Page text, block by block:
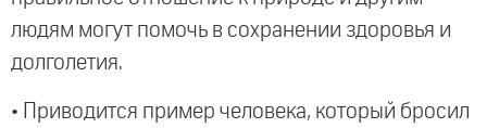
людям могут помочь в сохранении здоровья и
долголетия.
• Приводится пример человека, который бросил